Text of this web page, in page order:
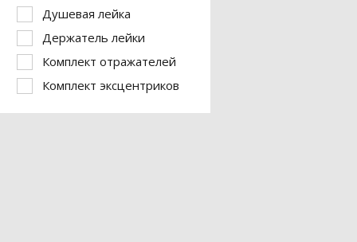
Душевая лейка
Держатель лейки
Комплект отражателей
Комплект эксцентриков